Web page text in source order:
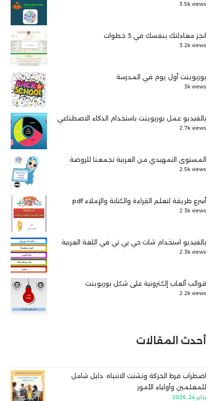
3.5k views
انجز معادلتك بنفسك في 3 خطوات
3.2k views
بوربوينت أول يوم في المدرسة
3k views
بالفيديو عمل بوربوينت باستخدام الذكاء الاصطناعي
2.7k views
المستوى التمهيدي من العربية تجمعنا للروضة
2.5k views
أسرع طريقة لتعلم القراءة والكتابة والإملاء pdf
2.3k views
بالفيديو استخدام شات جي بي تي في اللغة العربية
2.3k views
قوالب ألعاب إلكترونية على شكل بوربوينت
2.2k views
أحدث المقالات
اضطراب فرط الحركة وتشتت الانتباه: دليل شامل
للمعلمين وأولياء الأمور
يناير 24, 2026